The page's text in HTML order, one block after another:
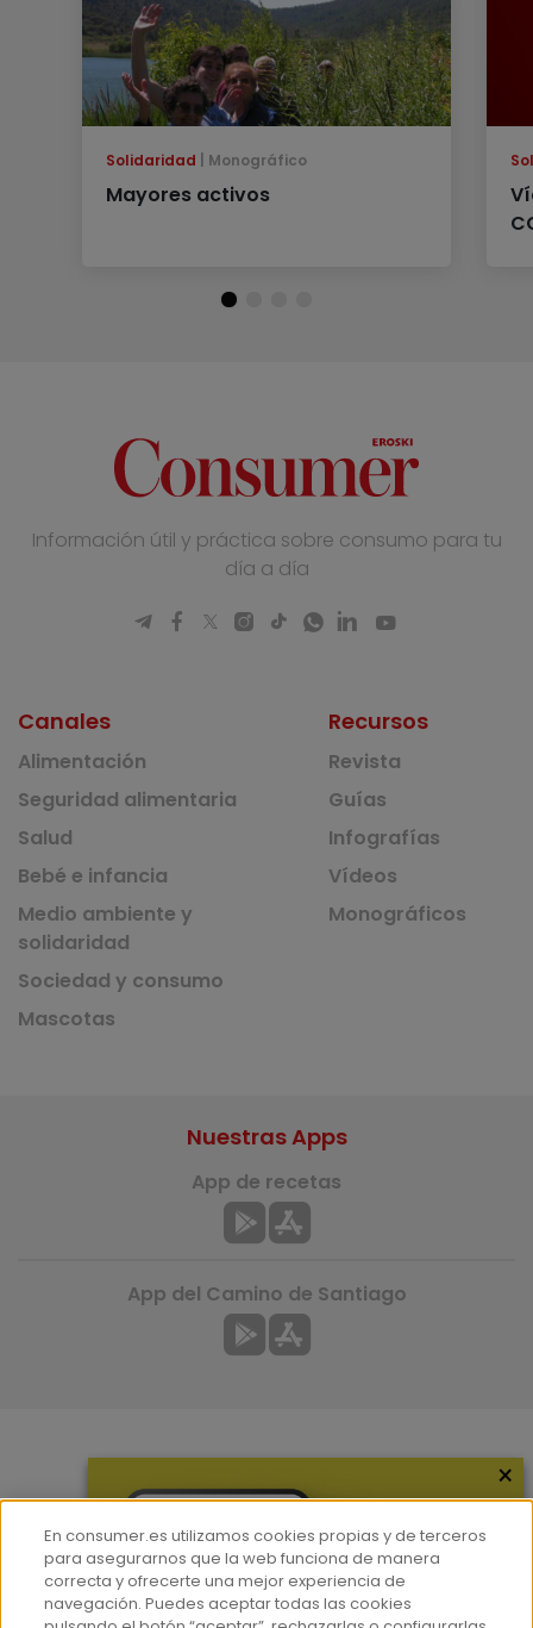
Solidaridad Monográfico
Mayores activos
Información útil y práctica sobre consumo para tu
día a día
Canales
Alimentación
Seguridad alimentaria
Salud
Bebé e infancia
Medio ambiente y
solidaridad
Sociedad y consumo
Mascotas
Recursos
Revista
Guías
Infografías
Vídeos
Monográficos
Hemeroteca
Contacto
Nuestras Apps
App de recetas
App del Camino de Santiago
×
En consumer.es utilizamos cookies propias y de terceros
para asegurarnos que la web funciona de manera
correcta y ofrecerte una mejor experiencia de
navegación. Puedes aceptar todas las cookies